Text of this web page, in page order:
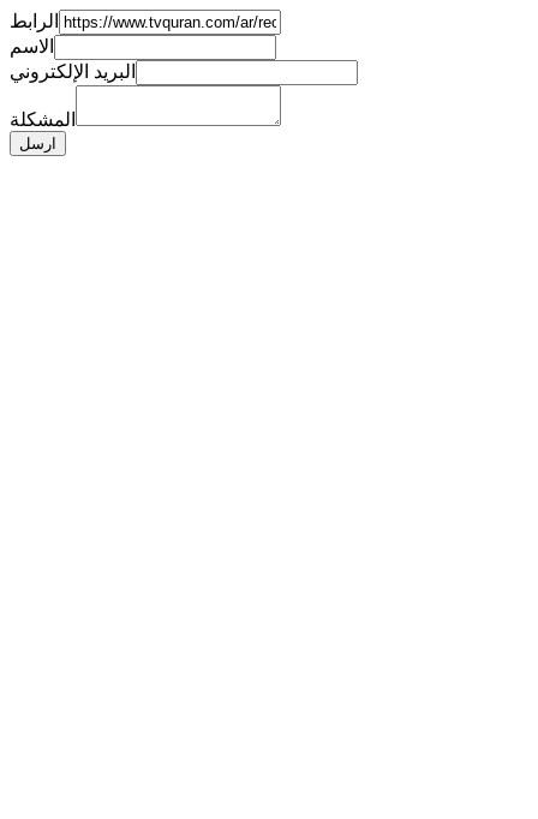
الرابط
الاسم
البريد الإلكتروني
المشكلة
ارسل